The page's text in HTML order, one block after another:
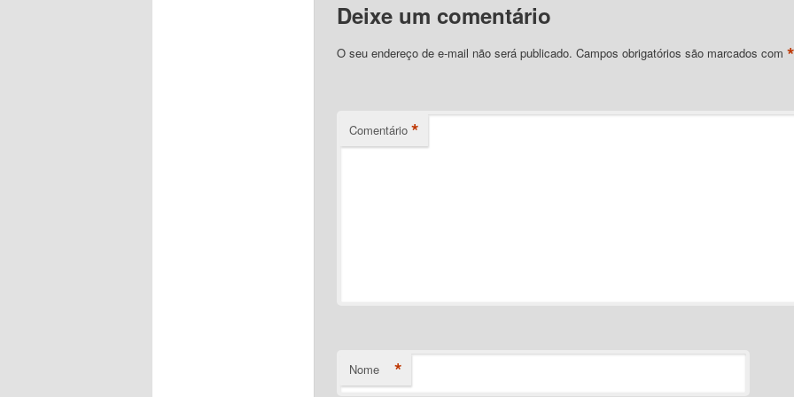
Deixe um comentário
O seu endereço de e-mail não será publicado. Campos obrigatórios são marcados com *
Comentário *
Nome *